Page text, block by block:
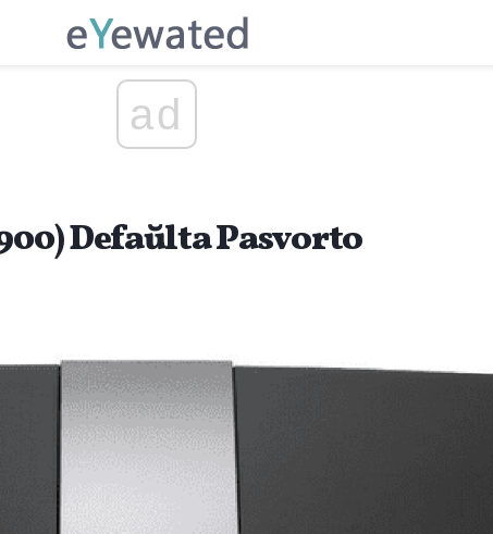
ad
Defaŭlta Pasvorto